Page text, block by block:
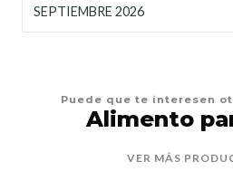
SEPTIEMBRE 2026
Puede que te interesen
Alimento
VER MÁS